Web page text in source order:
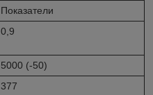
Показатели
0,9
5000 (-50)
377